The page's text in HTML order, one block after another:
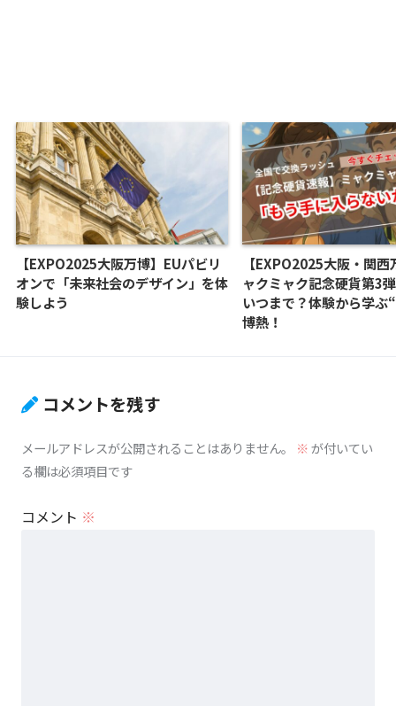
【EXPO2025大阪万博】EUパビリ
オンで「未来社会のデザイン」を体
験しよう
【EXPO2025大阪・関西
ャクミャク記念硬貨第3
いつまで？体験から学ぶ
博熱！
コメントを残す
メールアドレスが公開されることはありません。 ※が付いてい
る欄は必須項目です
コメント ※